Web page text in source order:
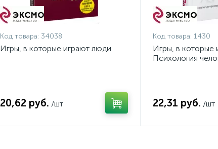
Код товара: 34038
Игры, в которые играют люди
20,62 руб. /шт
Код товара: 1430
Игры, в которые
Психология
22,31 руб. /шт